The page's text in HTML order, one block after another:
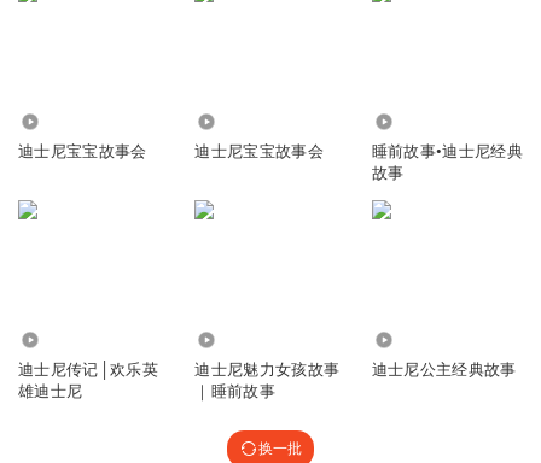
王晓玉_gw
迪士尼宝宝故事会 迪士尼宝宝故事会
睡前故事•迪士尼经典
故事
迪士尼传记│欢乐英
雄迪士尼
迪士尼魅力女孩故事
｜睡前故事
迪士尼公主经典故事
换一批